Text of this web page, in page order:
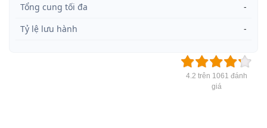
Tổng cung tối đa
-
Tỷ lệ lưu hành
-
4.2 trên 1061 đánh
giá